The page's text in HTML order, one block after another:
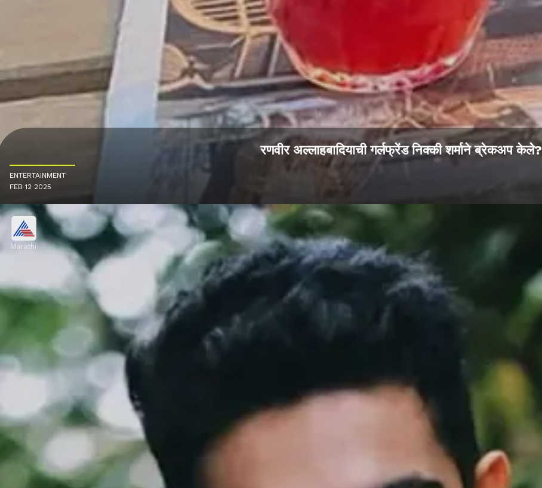
रणवीर अल्लाहबादियाची गर्लफ्रेंड निक्की शर्माने ब्रेकअप केले?
ENTERTAINMENT
FEB 12 2025
Marathi